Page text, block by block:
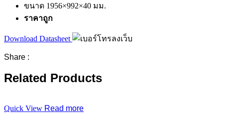
ขนาด 1956×992×40 มม.
ราคาถูก
Download Datasheet
Share :
Related Products
Quick View Read more